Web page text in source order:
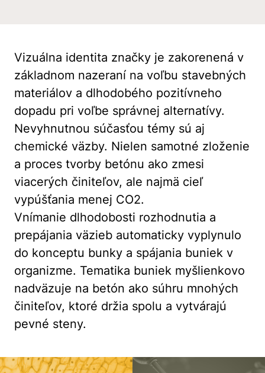
Vizuálna identita značky je zakorenená v
základnom nazeraní na voľbu stavebných
materiálov a dlhodobého pozitívneho
dopadu pri voľbe správnej alternatívy.
Nevyhnutnou súčasťou témy sú aj
chemické väzby. Nielen samotné zloženie
a proces tvorby betónu ako zmesi
viacerých činiteľov, ale najmä cieľ
vypúšťania menej CO2.
Vnímanie dlhodobosti rozhodnutia a
prepájania väzieb automaticky vyplynulo
do konceptu bunky a spájania buniek v
organizme. Tematika buniek myšlienkovo
nadväzuje na betón ako súhru mnohých
činiteľov, ktoré držia spolu a vytvárajú
pevné steny.